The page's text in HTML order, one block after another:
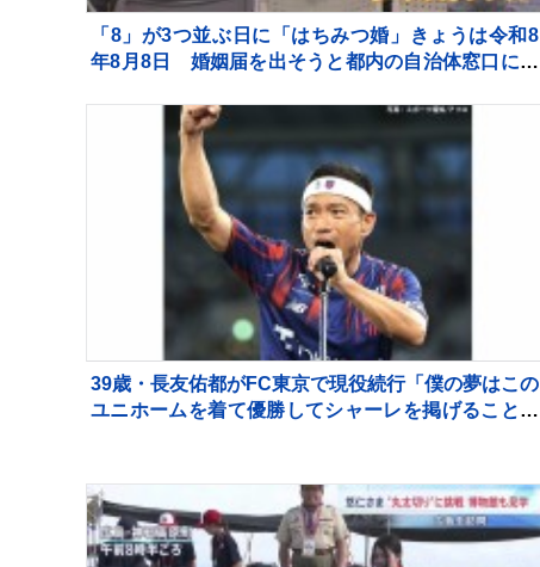
「8」が3つ並ぶ日に「はちみつ婚」きょうは令和8
年8月8日 婚姻届を出そうと都内の自治体窓口には
39歳・長友佑都がFC東京で現役続行「僕の夢はこの
ユニホームを着て優勝してシャーレを掲げること」